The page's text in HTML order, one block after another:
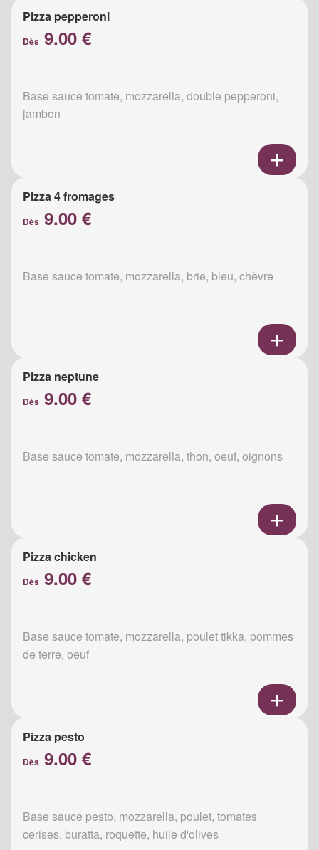
Pizza pepperoni
Dès 9.00 €
Base sauce tomate, mozzarella, double pepperoni,
jambon
Pizza 4 fromages
Dès 9.00 €
Base sauce tomate, mozzarella, brie, bleu, chèvre
Pizza neptune
Dès 9.00 €
Base sauce tomate, mozzarella, thon, oeuf, oignons
Pizza chicken
Dès 9.00 €
Base sauce tomate, mozzarella, poulet tikka, pommes
de terre, oeuf
Pizza pesto
Dès 9.00 €
Base sauce pesto, mozzarella, poulet, tomates
cerises, buratta, roquette, huile d'olives